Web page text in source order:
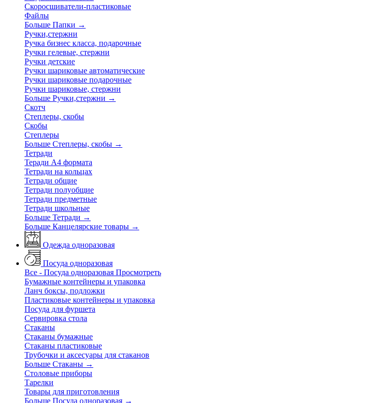
Скоросшиватели-пластиковые
Файлы
Больше Папки →
Ручки,стержни
Ручка бизнес класса, подарочные
Ручки гелевые, стержни
Ручки детские
Ручки шариковые автоматические
Ручки шариковые подарочные
Ручки шариковые, стержни
Больше Ручки,стержни →
Скотч
Степлеры, скобы
Скобы
Степлеры
Больше Степлеры, скобы →
Тетради
Теради А4 формата
Тетради на кольцах
Тетради общие
Тетради полуобщие
Тетради предметные
Тетради школьные
Больше Тетради →
Больше Канцелярские товары →
Одежда одноразовая
Посуда одноразовая
Все - Посуда одноразовая Просмотреть
Бумажные контейнеры и упаковка
Ланч боксы, подложки
Пластиковые контейнеры и упаковка
Посуда для фуршета
Сервировка стола
Стаканы
Стаканы бумажные
Стаканы пластиковые
Трубочки и аксесуары для стаканов
Больше Стаканы →
Столовые приборы
Тарелки
Товары для приготовления
Больше Посуда одноразовая →